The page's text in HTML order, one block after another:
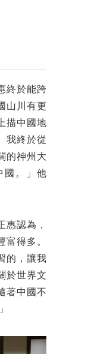
終於能跨
山川有更
描中國地
我終於從
的神州大
國。」他
惠認為，
富得多。
的，讓我
於世界文
著中國不